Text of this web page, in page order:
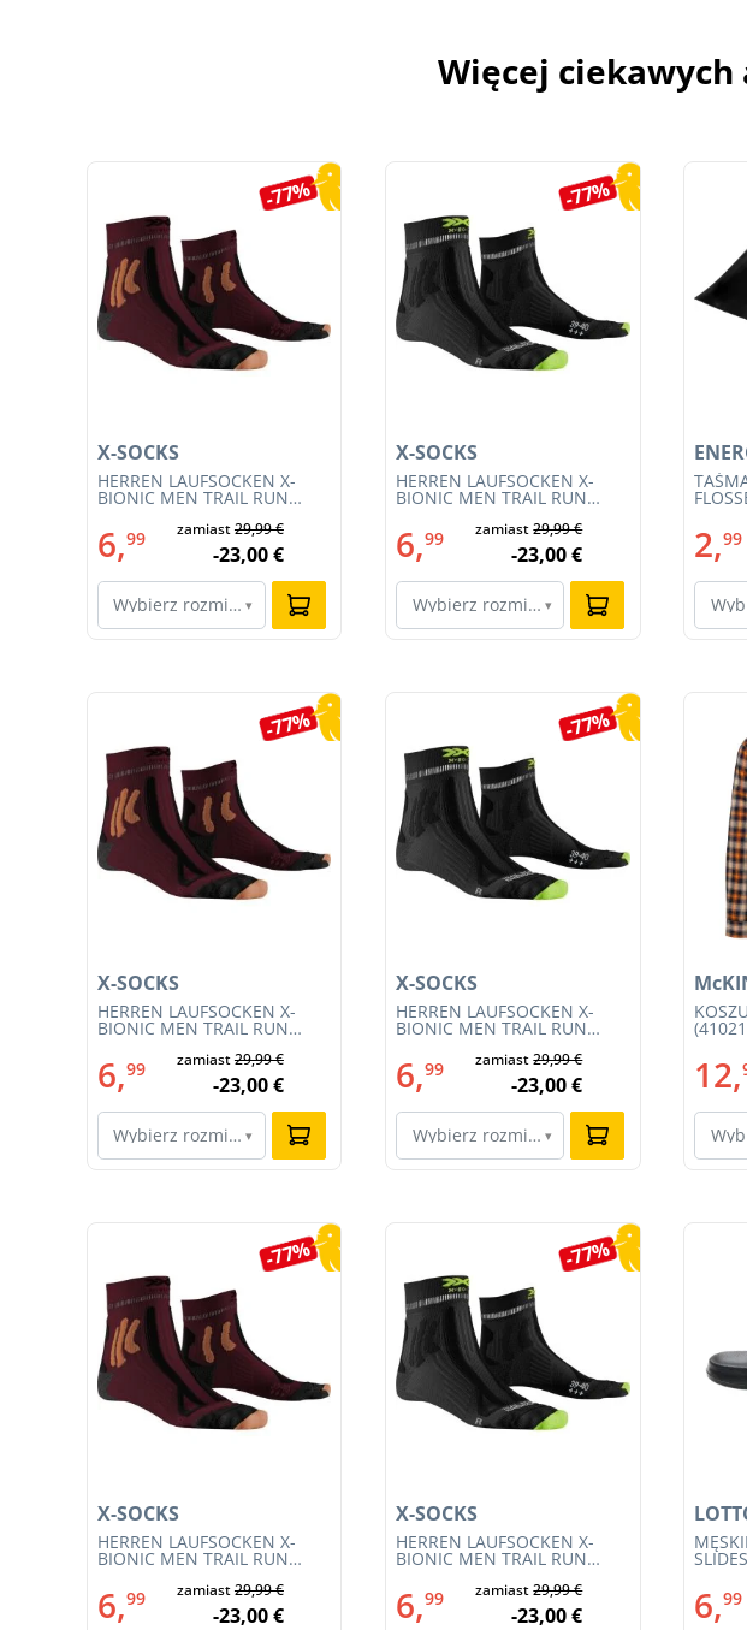
Więcej
Pomiń galerię produktów
-77%
HERREN LAUFSOCKEN X-
BIONIC MEN TRAIL RUN
R019)
X-SOCKS
6,99 zamiast29,99 €
-23,00 €
Wybierz rozmiar…
▾
-77%
HERREN LAUFSOCKEN X-
BIONIC MEN TRAIL RUN
011)
X-SOCKS
6,99 zamiast29,99 €
-23,00 €
Wybierz rozmiar…
▾
2,99
Pomiń galerię produktów
-77%
HERREN LAUFSOCKEN X-
BIONIC MEN TRAIL RUN
R019)
X-SOCKS
6,99 zamiast29,99 €
-23,00 €
Wybierz rozmiar…
▾
-77%
HERREN LAUFSOCKEN X-
BIONIC MEN TRAIL RUN
011)
X-SOCKS
6,99 zamiast29,99 €
-23,00 €
Wybierz rozmiar…
▾
12,
Pomiń galerię produktów
-77%
HERREN LAUFSOCKEN X-
BIONIC MEN TRAIL RUN
R019)
X-SOCKS
6,99 zamiast29,99 €
-23,00 €
-77%
HERREN LAUFSOCKEN X-
BIONIC MEN TRAIL RUN
011)
X-SOCKS
6,99 zamiast29,99 €
-23,00 € 6,99